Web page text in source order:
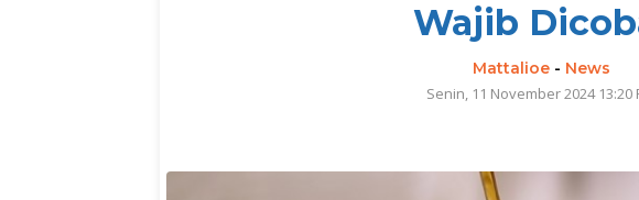
Wajib
Mattalioe- News
Senin, 11 November 2024 13:20